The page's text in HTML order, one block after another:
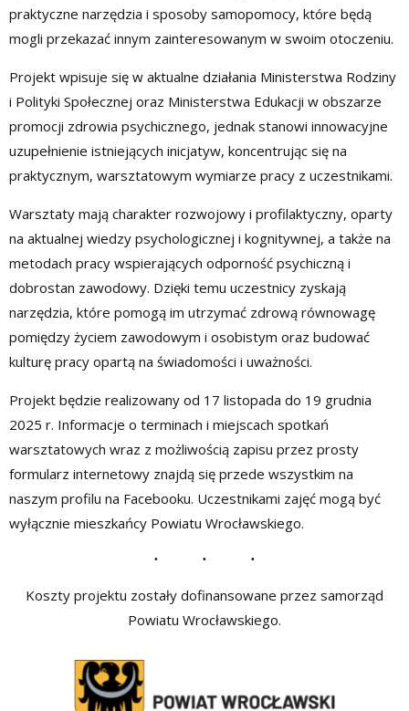
praktyczne narzędzia i sposoby samopomocy, które będą
mogli przekazać innym zainteresowanym w swoim otoczeniu.
Projekt wpisuje się w aktualne działania Ministerstwa Rodziny
i Polityki Społecznej oraz Ministerstwa Edukacji w obszarze
promocji zdrowia psychicznego, jednak stanowi innowacyjne
uzupełnienie istniejących inicjatyw, koncentrując się na
praktycznym, warsztatowym wymiarze pracy z uczestnikami.
Warsztaty mają charakter rozwojowy i profilaktyczny, oparty
na aktualnej wiedzy psychologicznej i kognitywnej, a także na
metodach pracy wspierających odporność psychiczną i
dobrostan zawodowy. Dzięki temu uczestnicy zyskają
narzędzia, które pomogą im utrzymać zdrową równowagę
pomiędzy życiem zawodowym i osobistym oraz budować
kulturę pracy opartą na świadomości i uważności.
Projekt będzie realizowany od 17 listopada do 19 grudnia
2025 r. Informacje o terminach i miejscach spotkań
warsztatowych wraz z możliwością zapisu przez prosty
formularz internetowy znajdą się przede wszystkim na
naszym profilu na Facebooku. Uczestnikami zajęć mogą być
wyłącznie mieszkańcy Powiatu Wrocławskiego.
Koszty projektu zostały dofinansowane przez samorząd
Powiatu Wrocławskiego.